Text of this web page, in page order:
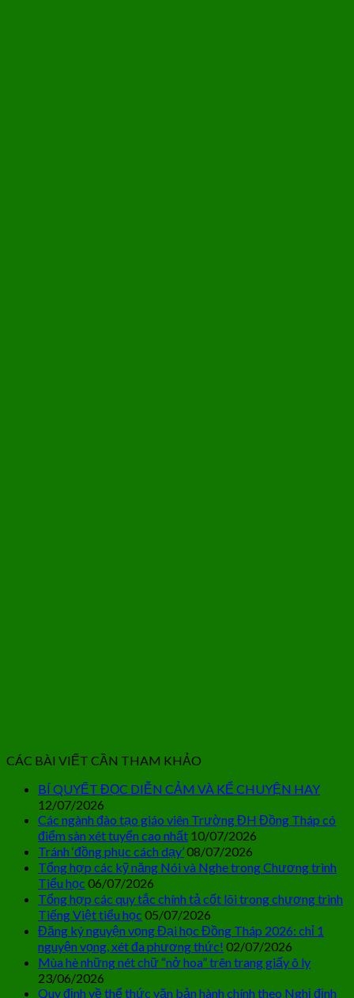
CÁC BÀI VIẾT CẦN THAM KHẢO
BÍ QUYẾT ĐỌC DIỄN CẢM VÀ KỂ CHUYỆN HAY
12/07/2026
Các ngành đào tạo giáo viên Trường ĐH Đồng Tháp có
điểm sàn xét tuyển cao nhất 10/07/2026
Tránh ‘đồng phục cách dạy’08/07/2026
Tổng hợp các kỹ năng Nói và Nghe trong Chương trình
Tiểu học 06/07/2026
Tổng hợp các quy tắc chính tả cốt lõi trong chương trình
Tiếng Việt tiểu học 05/07/2026
Đăng ký nguyện vọng Đại học Đồng Tháp 2026: chỉ 1
nguyện vọng, xét đa phương thức! 02/07/2026
Mùa hè những nét chữ “nở hoa” trên trang giấy ô ly
23/06/2026
Quy định về thể thức văn bản hành chính theo Nghị định